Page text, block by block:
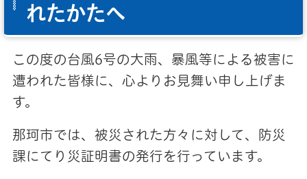
れたかたへ
この度の台風6号の大雨、暴風等による被害に
遭われた皆様に、心よりお見舞い申し上げま
す。
那珂市では、被災された方々に対して、防災
課にてり災証明書の発行を行っています。